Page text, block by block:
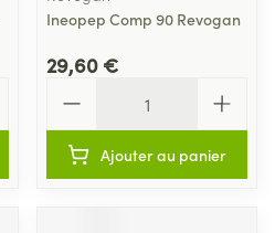
Ineopep Comp 90 Revogan
29,60 €
Ajouter au panier